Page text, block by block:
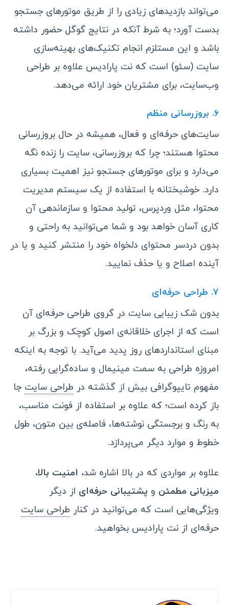
می‌تواند بازدیدهای زیادی را از طریق موتورهای جستجو
بدست آورد؛ به شرط آنکه در نتایج گوگل حضور داشته
باشد و این مستلزم انجام تکنیک‌های بهینه‌سازی
سایت (سئو) است که نت پارادیس علاوه بر طراحی
وب‌سایت، برای مشتریان خود ارائه می‌دهد.
۶. بروزرسانی منظم
سایت‌های حرفه‌ای و فعال، همیشه در حال بروزرسانی
محتوا هستند؛ چرا که بروزرسانی، سایت را زنده نگه
می‌دارد و برای موتورهای جستجو نیز اهمیت بسیاری
دارد. خوشبختانه با استفاده از یک سیستم مدیریت
محتوا، مثل وردپرس، تولید محتوا و سازماندهی آن
کاری آسان خواهد بود و شما می‌توانید به راحتی و
بدون دردسر محتوای دلخواه خود را منتشر کنید و یا در
آینده اصلاح و یا حذف نمایید.
۷. طراحی حرفه‌ای
بدون شک زیبایی سایت در گروی طراحی حرفه‌ای آن
است که از اجرای خلاقانه‌ی اصول کوچک و بزرگ بر
مبنای استانداردهای روز پدید می‌آید. با توجه به اینکه
امروزه طراحی به سمت مینیمال و ساده‌گرایی رفته،
مفهوم تایپوگرافی بیش از گذشته در طراحی سایت جا
باز کرده است؛ که علاوه بر استفاده از فونت مناسب،
به رنگ و برجستگی نوشته‌ها، فاصله‌ی بین متون، طول
خطوط و موارد دیگر می‌پردازد.
علاوه بر مواردی که در بالا اشاره شد، امنیت بالا،
میزبانی مطمئن و پشتیبانی حرفه‌ای از دیگر
ویژگی‌هایی است که می‌توانید در کنار طراحی سایت
حرفه‌ای از نت پارادیس بخواهید.